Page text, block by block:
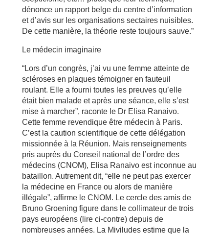
dénonce un rapport belge du centre d’information
et d’avis sur les organisations sectaires nuisibles.
De cette manière, la théorie reste toujours sauve.”
Le médecin imaginaire
“Lors d’un congrès, j’ai vu une femme atteinte de
scléroses en plaques témoigner en fauteuil
roulant. Elle a fourni toutes les preuves qu’elle
était bien malade et après une séance, elle s’est
mise à marcher”, raconte le Dr Elisa Ranaivo.
Cette femme revendique être médecin à Paris.
C’est la caution scientifique de cette délégation
missionnée à la Réunion. Mais renseignements
pris auprès du Conseil national de l’ordre des
médecins (CNOM), Elisa Ranaivo est inconnue au
bataillon. Autrement dit, “elle ne peut pas exercer
la médecine en France ou alors de manière
illégale”, affirme le CNOM. Le cercle des amis de
Bruno Groening figure dans le collimateur de trois
pays européens (lire ci-contre) depuis de
nombreuses années. La Miviludes estime que la